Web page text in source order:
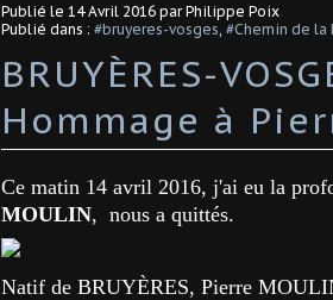
Publié le 14 Avril 2016 par Philippe Poix
Publié dans : #bruyeres-vosges #Chemin de
BRUYÈRES-
Hommage à
Ce matin 14 avril 2016, j'ai eu la
MOULIN, nous a quittés.
Natif de BRUYÈRES, Pierre